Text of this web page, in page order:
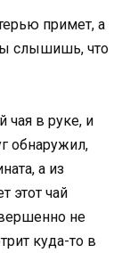
примет, а
слышишь, что
чая в руке, и
обнаружил,
а из
этот чай
не
куда-то в